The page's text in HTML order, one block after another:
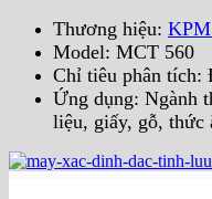
Thương hiệu:
Model: MCT 560
Chỉ tiêu phân tích:
Ứng dụng: Ngành
liệu, giấy, gỗ, thức